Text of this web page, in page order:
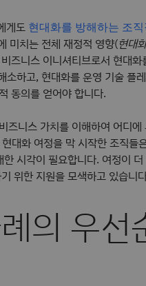
게도 현대화를 방해하는 조
미치는 전체 재정적 영향(현대
즈니스 이니셔티브로서 현대화
하고, 현대화를 운영 기술 플
동의를 얻어야 합니다.
니스 가치를 이해하여 어디에
대화 여정을 막 시작한 조직들
시각이 필요합니다. 여정이
위한 지원을 모색하고 있습니
의 우선